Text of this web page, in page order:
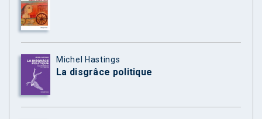
Michel Hastings
La disgrâce politique